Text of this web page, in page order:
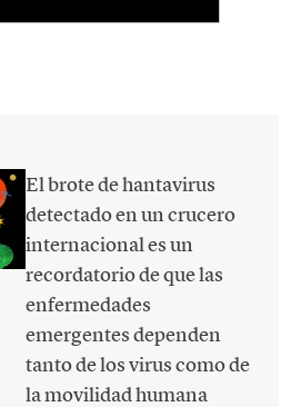
El brote de hantavirus
detectado en un crucero
internacional es un
recordatorio de que las
enfermedades
emergentes dependen
tanto de los virus como de
la movilidad humana